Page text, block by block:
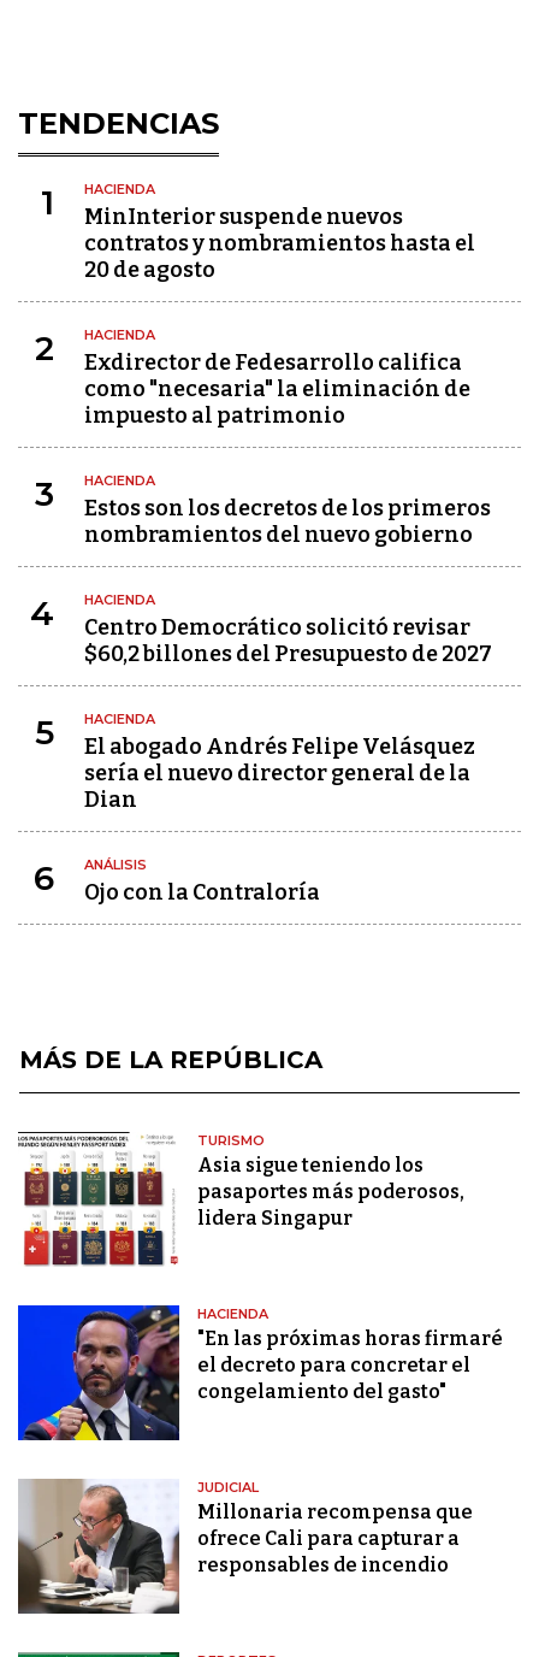
TENDENCIAS
1 HACIENDA
MinInterior suspende nuevos
contratos y nombramientos hasta el
20 de agosto
2 HACIENDA
Exdirector de Fedesarrollo califica
como "necesaria" la eliminación de
impuesto al patrimonio
3 HACIENDA
Estos son los decretos de los primeros
nombramientos del nuevo gobierno
4 HACIENDA
Centro Democrático solicitó revisar
$60,2 billones del Presupuesto de 2027
5 HACIENDA
El abogado Andrés Felipe Velásquez
sería el nuevo director general de la
Dian
6 ANÁLISIS
Ojo con la Contraloría
MÁS DE LA REPÚBLICA
TURISMO
Asia sigue teniendo los
pasaportes más poderosos,
lidera Singapur
HACIENDA
"En las próximas horas firmaré
el decreto para concretar el
congelamiento del gasto"
JUDICIAL
Millonaria recompensa que
ofrece Cali para capturar a
responsables de incendio